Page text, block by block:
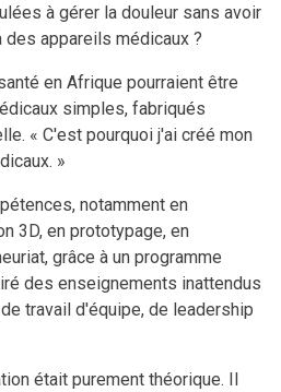
à gérer la douleur sans avoir
appareils médicaux ?
en Afrique pourraient être
simples, fabriqués
« C'est pourquoi j'ai créé mon
»
notamment en
3D, en prototypage, en
grâce à un programme
des enseignements inattendus
travail d'équipe, de leadership
était purement théorique. Il